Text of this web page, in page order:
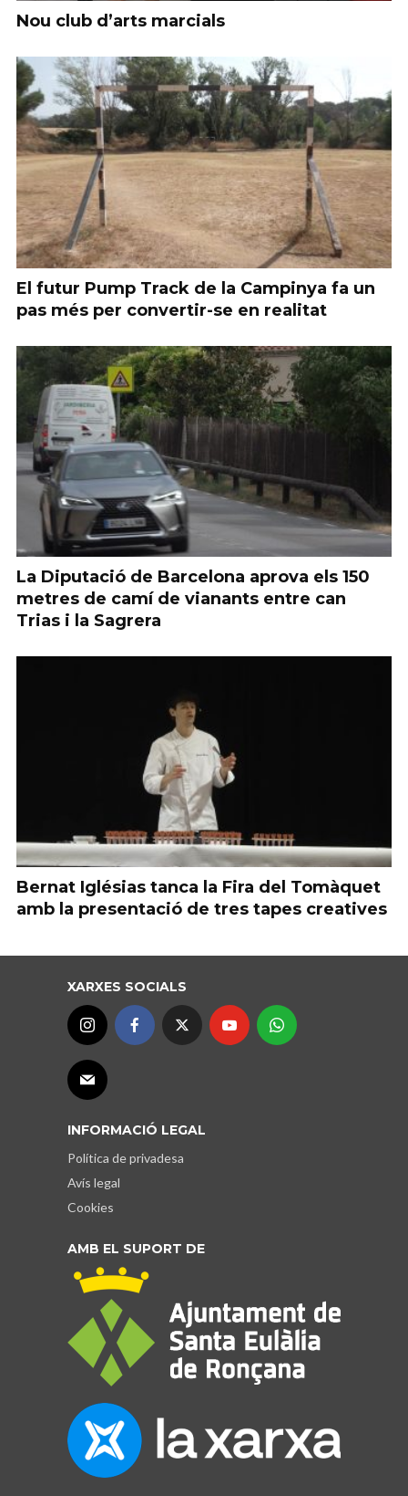
Nou club d’arts marcials
El futur Pump Track de la Campinya fa un
pas més per convertir-se en realitat
La Diputació de Barcelona aprova els 150
metres de camí de vianants entre can
Trias i la Sagrera
Bernat Iglésias tanca la Fira del Tomàquet
amb la presentació de tres tapes creatives
XARXES SOCIALS
INFORMACIÓ LEGAL
Política de privadesa
Avís legal
Cookies
AMB EL SUPORT DE